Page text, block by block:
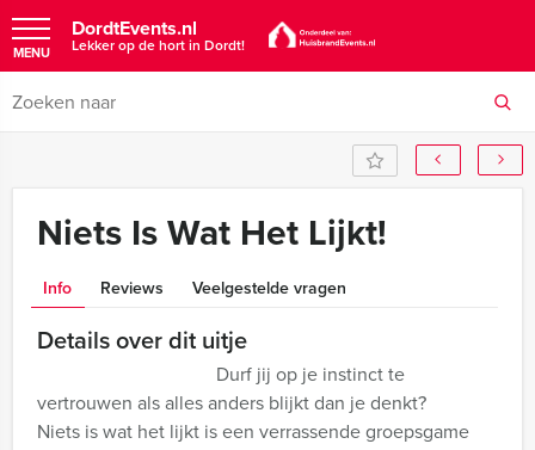
DordtEvents.nl
Lekker op de hort in Dordt!
MENU
Niets Is Wat Het Lijkt!
Info Reviews Veelgestelde vragen
Details over dit uitje
Durf jij op je instinct te
vertrouwen als alles anders blijkt dan je denkt?
Niets is wat het lijkt is een verrassende groepsgame